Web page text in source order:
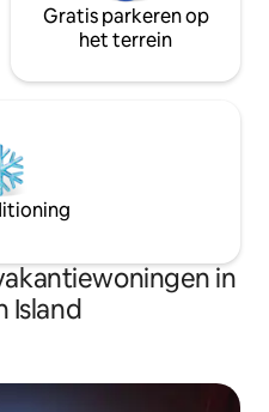
Gratis parkeren op
het terrein
in
Island